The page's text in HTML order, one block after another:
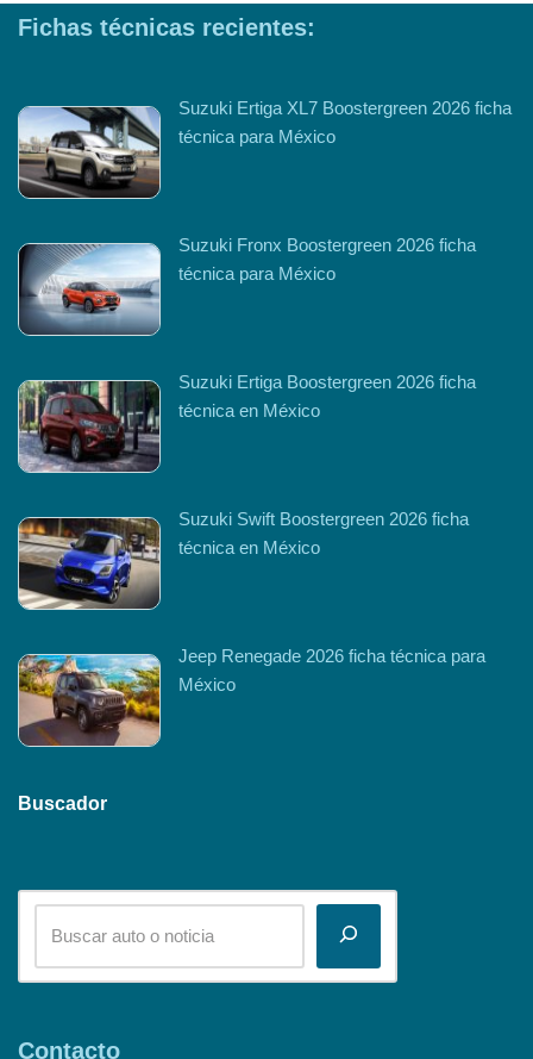
Fichas técnicas recientes:
Suzuki Ertiga XL7 Boostergreen 2026 ficha
técnica para México
Suzuki Fronx Boostergreen 2026 ficha
técnica para México
Suzuki Ertiga Boostergreen 2026 ficha
técnica en México
Suzuki Swift Boostergreen 2026 ficha
técnica en México
Jeep Renegade 2026 ficha técnica para
México
Buscador
Contacto